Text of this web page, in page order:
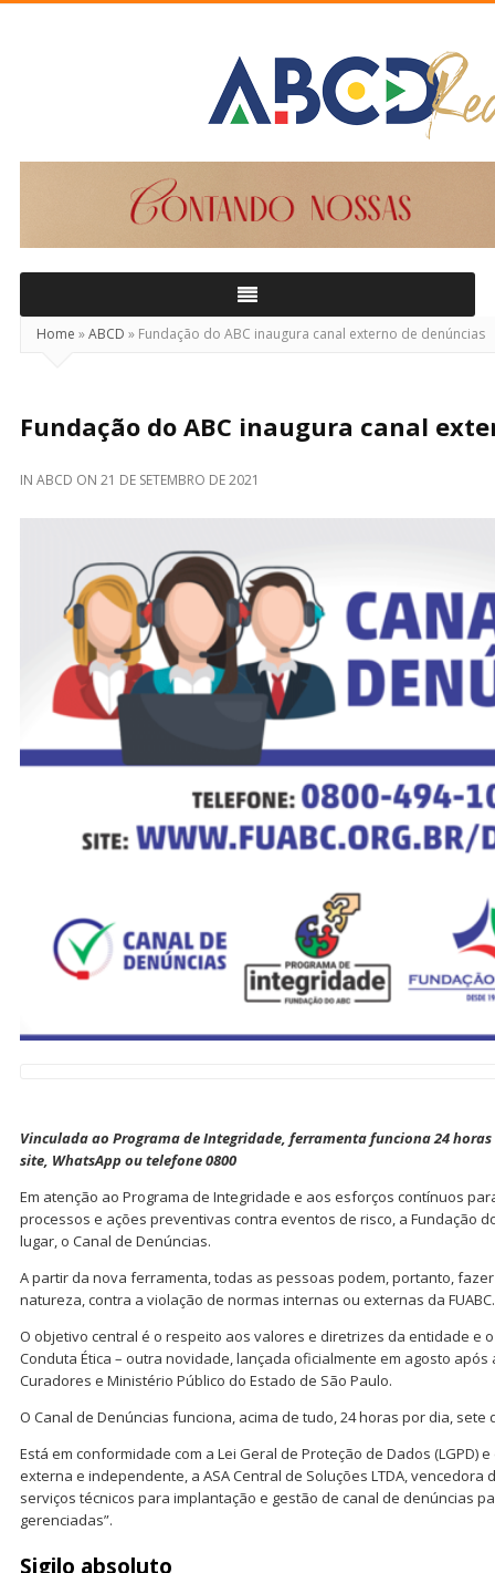
Home »ABCD » Fundação do ABC inaugura canal externo de denúncias
Fundação do ABC inaugura canal
IN ABCD ON 21 DE SETEMBRO DE 2021
Vinculada ao Programa de Integridade, ferramenta funciona 24 horas
site, WhatsApp ou telefone 0800
Em atenção ao Programa de Integridade e aos esforços contínuos
processos e ações preventivas contra eventos de risco, a Fundação
lugar, o Canal de Denúncias.
A partir da nova ferramenta, todas as pessoas podem, portanto,
natureza, contra a violação de normas internas ou externas da FUABC.
O objetivo central é o respeito aos valores e diretrizes da entidade e
Conduta Ética – outra novidade, lançada oficialmente em agosto
Curadores e Ministério Público do Estado de São Paulo.
O Canal de Denúncias funciona, acima de tudo, 24 horas por dia, sete
Está em conformidade com a Lei Geral de Proteção de Dados (LGPD)
externa e independente, a ASA Central de Soluções LTDA, vencedora
serviços técnicos para implantação e gestão de canal de denúncias
gerenciadas”.
Sigilo absoluto